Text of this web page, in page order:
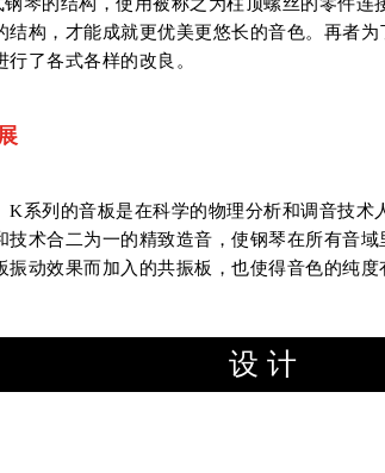
构，才能成就更优美更悠长的音色。再者为
了各式各样的改良。
系列的音板是在科学的物理分析和调音技术
术合二为一的精致造音，使钢琴在所有音
动效果而加入的共振板，也使得音色的纯度
设计